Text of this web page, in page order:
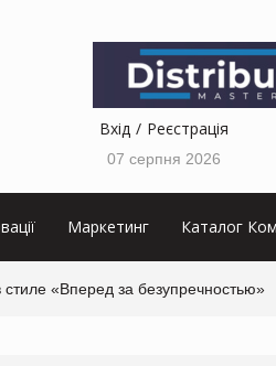
Вхід Реєстрація
07 серпня 2026
Маркетинг Каталог
«Вперед за безупречностью»